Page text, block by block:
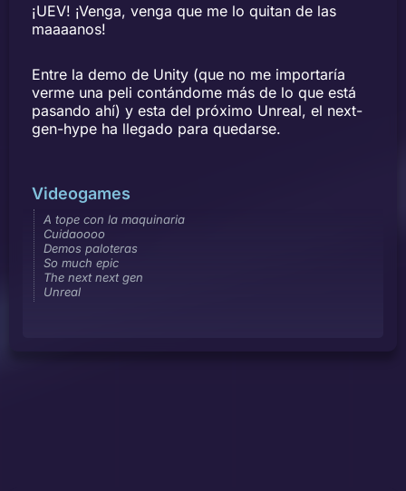
¡UEV! ¡Venga, venga que me lo quitan de las
maaaanos!
Entre la demo de Unity (que no me importaría
verme una peli contándome más de lo que está
pasando ahí) y esta del próximo Unreal, el next-
gen-hype ha llegado para quedarse.
Videogames
A tope con la maquinaria
Cuidaoooo
Demos paloteras
So much epic
The next next gen
Unreal